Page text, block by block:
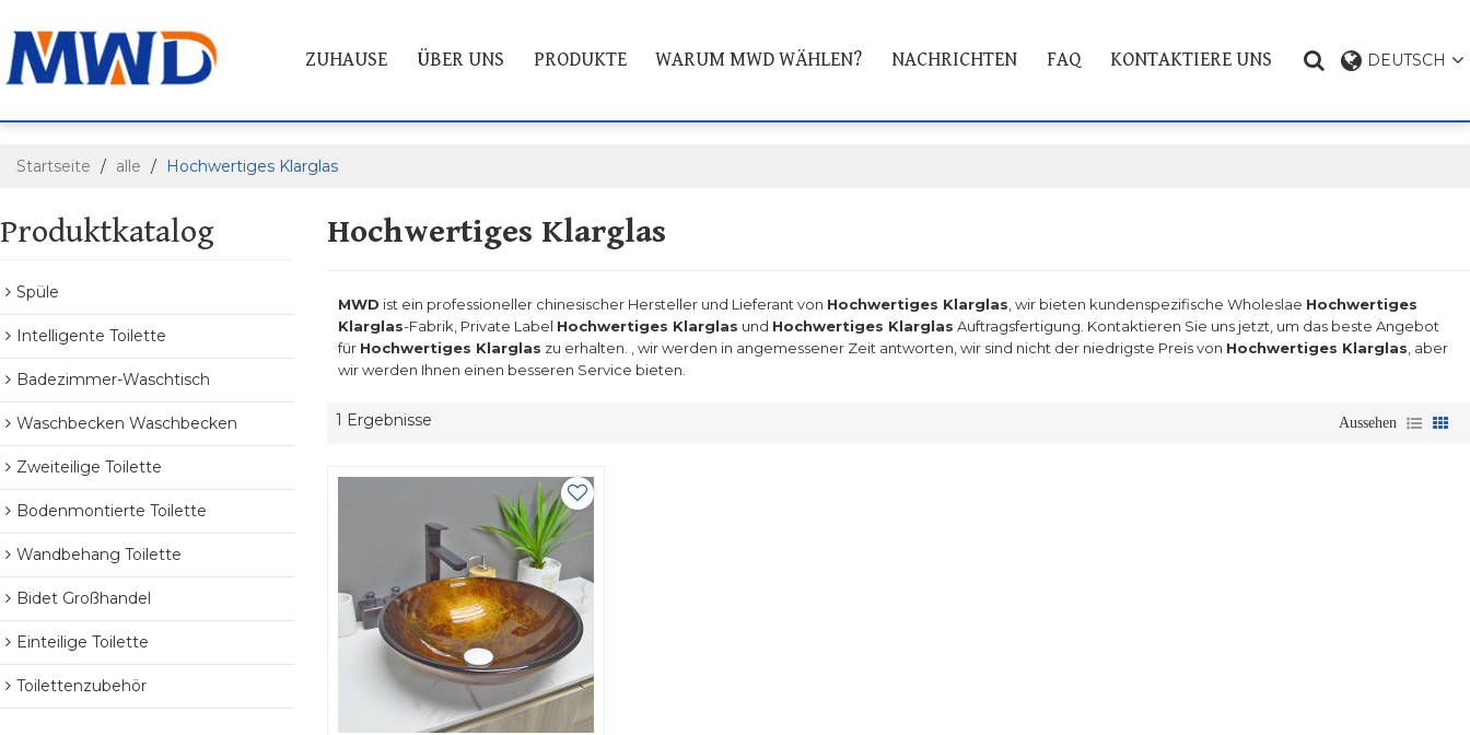
ZUHAUSE ÜBER UNS PRODUKTE WARUM MWD WÄHLEN? NACHRICHTEN FAQ
KONTAKTIERE UNS
DEUTSCH
Startseite / alle / Hochwertiges Klarglas
Produktkatalog
Spüle
Intelligente Toilette
Badezimmer-Waschtisch
Waschbecken Waschbecken
Zweiteilige Toilette
Bodenmontierte Toilette
Wandbehang Toilette
Bidet Großhandel
Einteilige Toilette
Toilettenzubehör
Hochwertiges Klarglas
MWD ist ein professioneller chinesischer Hersteller und Lieferant von Hochwertiges Klarglas , wir bieten kundenspezifische Wholeslae Hochwertiges
Klarglas-Fabrik, Private Label Hochwertiges Klarglas und Hochwertiges Klarglas Auftragsfertigung. Kontaktieren Sie uns jetzt, um das beste Angebot
für Hochwertiges Klarglas zu erhalten. , wir werden in angemessener Zeit antworten, wir sind nicht der niedrigste Preis von Hochwertiges Klarglas , aber
wir werden Ihnen einen besseren Service bieten.
1 Ergebnisse Aussehen